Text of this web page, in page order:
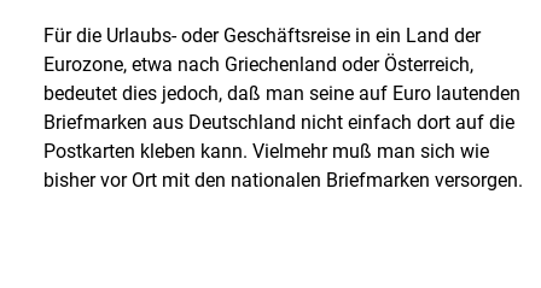
Für die Urlaubs- oder Geschäftsreise in ein Land der
Eurozone, etwa nach Griechenland oder Österreich,
bedeutet dies jedoch, daß man seine auf Euro lautenden
Briefmarken aus Deutschland nicht einfach dort auf die
Postkarten kleben kann. Vielmehr muß man sich wie
bisher vor Ort mit den nationalen Briefmarken versorgen.